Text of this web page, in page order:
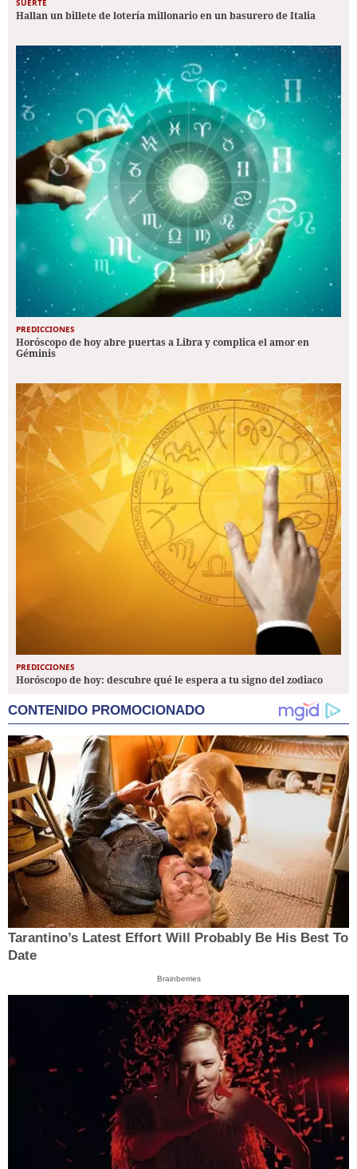
SUERTE
Hallan un billete de lotería millonario en un basurero de Italia
PREDICCIONES
Horóscopo de hoy abre puertas a Libra y complica el amor en
Géminis
PREDICCIONES
Horóscopo de hoy: descubre qué le espera a tu signo del zodiaco
CONTENIDO PROMOCIONADO
Tarantino’s Latest Effort Will Probably Be His Best To
Date
Brainberries